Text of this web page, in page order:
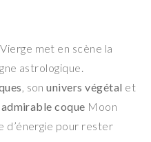
met en scène la
astrologique.
, sonunivers végétal et
coque Moon
d’énergie pour rester